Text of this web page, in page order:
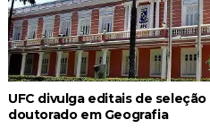
UFC divulga editais de
doutorado em Geografia